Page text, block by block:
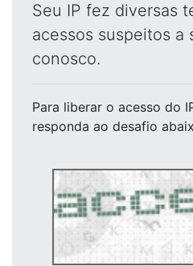
Seu IP fez diversas
acessos suspeitos a
conosco.
Para liberar o acesso do
responda ao desafio